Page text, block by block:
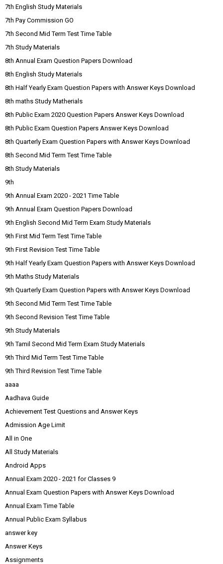
7th English Study Materials
7th Pay Commission GO
7th Second Mid Term Test Time Table
7th Study Materials
8th Annual Exam Question Papers Download
8th English Study Materials
8th Half Yearly Exam Question Papers with Answer Keys Download
8th maths Study Matherials
8th Public Exam 2020 Question Papers Answer Keys Download
8th Public Exam Question Papers Answer Keys Download
8th Quarterly Exam Question Papers with Answer Keys Download
8th Second Mid Term Test Time Table
8th Study Materials
9th
9th Annual Exam 2020 - 2021 Time Table
9th Annual Exam Question Papers Download
9th English Second Mid Term Exam Study Materials
9th First Mid Term Test Time Table
9th First Revision Test Time Table
9th Half Yearly Exam Question Papers with Answer Keys Download
9th Maths Study Materials
9th Quarterly Exam Question Papers with Answer Keys Download
9th Second Mid Term Test Time Table
9th Second Revision Test Time Table
9th Study Materials
9th Tamil Second Mid Term Exam Study Materials
9th Third Mid Term Test Time Table
9th Third Revision Test Time Table
aaaa
Aadhava Guide
Achievement Test Questions and Answer Keys
Admission Age Limit
All in One
All Study Materials
Android Apps
Annual Exam 2020 - 2021 for Classes 9
Annual Exam Question Papers with Answer Keys Download
Annual Exam Time Table
Annual Public Exam Syllabus
answer key
Answer Keys
Assignments